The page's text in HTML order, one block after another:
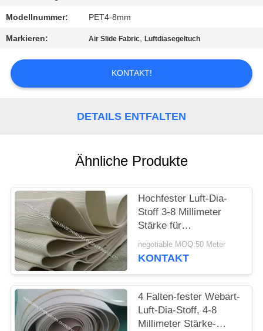
IN
VERBINDUNG
FORDERN
SIE
PRIVACY
POLICY
Modellnummer: PET4-8mm
Markieren: Air Slide Fabric,Luftdiasegeltuch
KONTAKT!
DETAILS ENTFALTEN
Ähnliche Produkte
Hochfester Luft-Dia-
Stoff 3-8 Millimeter
Stärke für
pneumatischen
Förderer zeichnet
negotiable MOQ:50 Meter
KONTAKT
4 Falten-fester Webart-
Luft-Dia-Stoff, 4-8
Millimeter Stärke-